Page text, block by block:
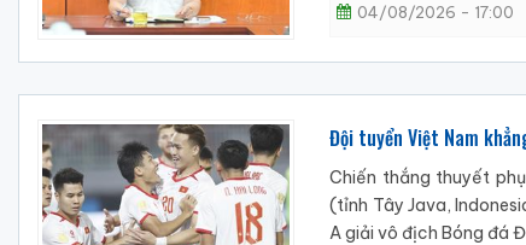
04/08/2026 - 17:00
Đội tuyển Việt Nam
Chiến thắng thuyết
(tỉnh Tây Java,
A giải vô địch Bóng đá